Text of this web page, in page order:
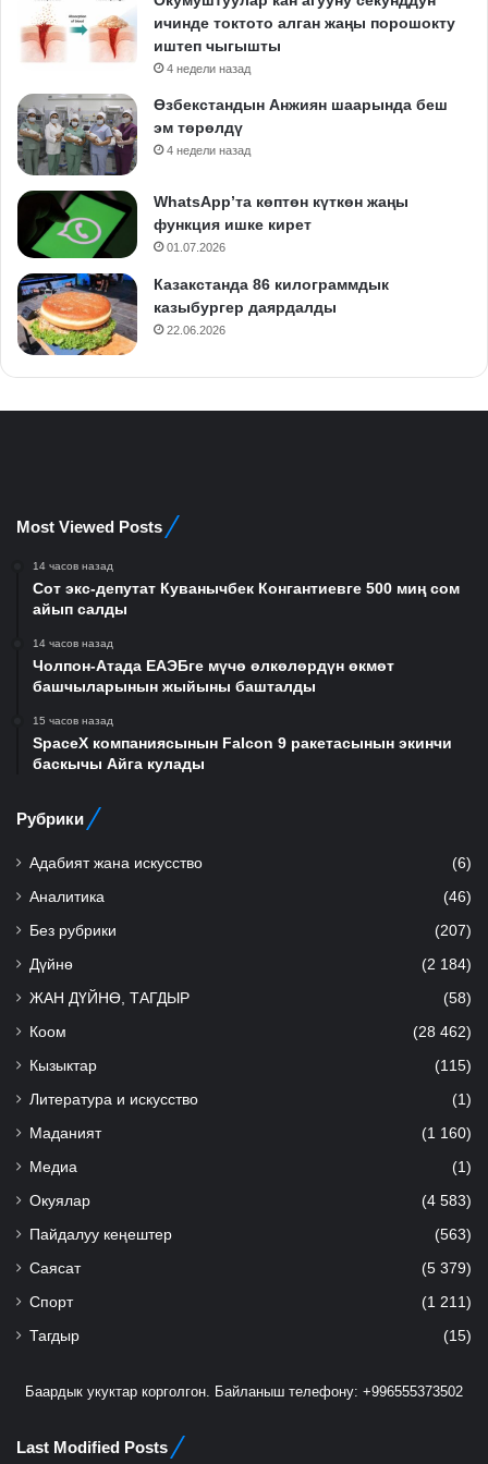
ичинде токтото алган жаңы порошокту
иштеп чыгышты
4 недели назад
Өзбекстандын Анжиян шаарында беш
эм төрөлдү
4 недели назад
WhatsApp’та көптөн күткөн жаңы
функция ишке кирет
01.07.2026
Казакстанда 86 килограммдык
казыбургер даярдалды
22.06.2026
Most Viewed Posts
14 часов назад
Сот экс-депутат Куванычбек Конгантиевге 500 миң сом
айып салды
14 часов назад
Чолпон-Атада ЕАЭБге мүчө өлкөлөрдүн өкмөт
башчыларынын жыйыны башталды
15 часов назад
SpaceX компаниясынын Falcon 9 ракетасынын экинчи
баскычы Айга кулады
Рубрики
Адабият жана искусство (6)
Аналитика (46)
Без рубрики (207)
Дүйнө (2 184)
ЖАН ДҮЙНӨ, ТАГДЫР (58)
Коом (28 462)
Кызыктар (115)
Литература и искусство (1)
Маданият (1 160)
Медиа (1)
Окуялар (4 583)
Пайдалуу кеңештер (563)
Саясат (5 379)
Спорт (1 211)
Тагдыр (15)
Баардык укуктар корголгон. Байланыш телефону: +996555373502
Last Modified Posts